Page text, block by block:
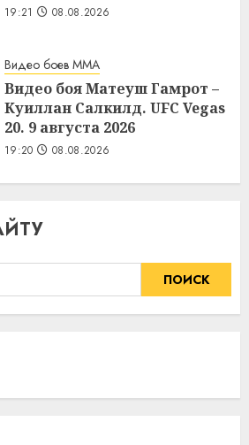
19:21 08.08.2026
Видео боев MMA
Видео боя Матеуш Гамрот –
Куиллан Салкилд. UFC Vegas
20. 9 августа 2026
19:20 08.08.2026